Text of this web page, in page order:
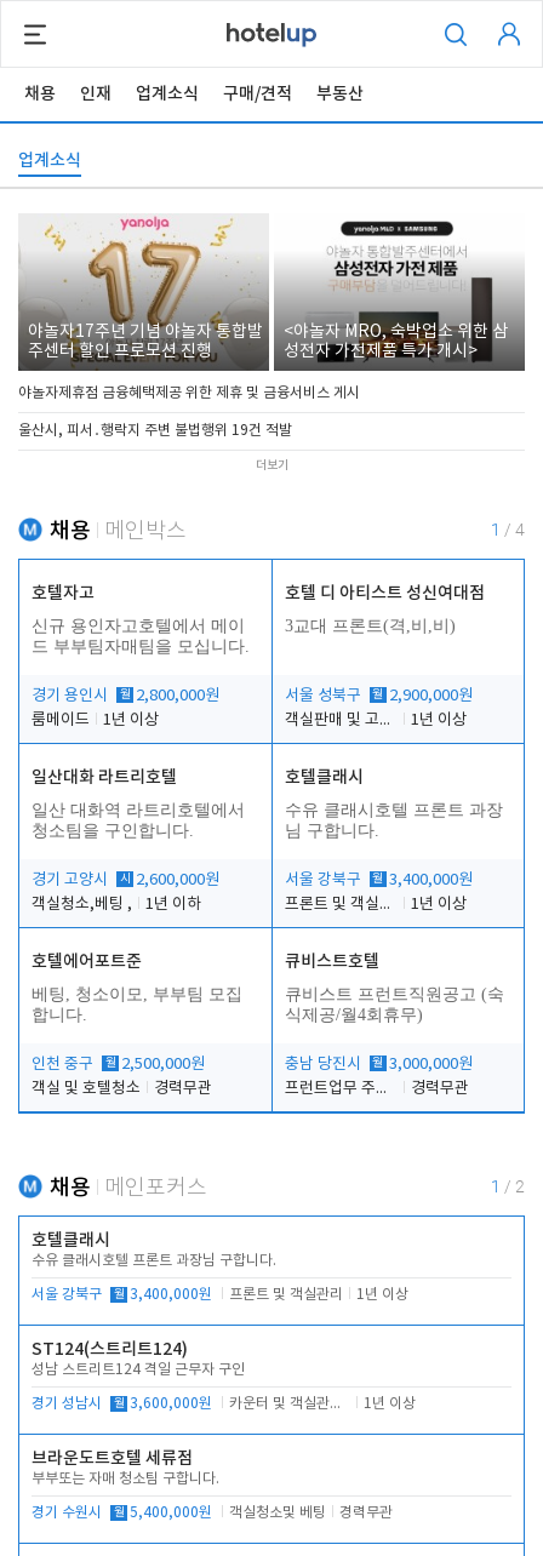
채용 인재 업계소식 구매/견적 부동산
업계소식
야놀자17주년 기념 야놀자 통합발
주센터 할인 프로모션 진행
<야놀자 MRO, 숙박업소 위한 삼
성전자 가전제품 특가 개시>
야놀자제휴점 금융혜택제공 위한 제휴 및 금융서비스 게시
울산시, 피서․행락지 주변 불법행위 19건 적발
더보기
채용 메인박스 1 / 4
호텔자고
신규 용인자고호텔에서 메이
드 부부팀자매팀을 모십니다.
경기 용인시 월 2,800,000원
룸메이드
1년 이상
호텔 디 아티스트 성신여대점
3교대 프론트(격,비,비)
서울 성북구 월 2,900,000원
객실판매 및 고객응대
1년 이상
일산대화 라트리호텔
일산 대화역 라트리호텔에서
청소팀을 구인합니다.
경기 고양시 시
2,600,000원
객실청소,베팅 ,
1년 이하
호텔클래시
수유 클래시호텔 프론트 과장
님 구합니다.
서울 강북구 월 3,400,000원
프론트 및 객실관리
1년 이상
호텔에어포트준
베팅, 청소이모, 부부팀 모집
합니다.
인천 중구 월 2,500,000원
객실 및 호텔청소
경력무관
큐비스트호텔
큐비스트 프런트직원공고 (숙
식제공/월4회휴무)
충남 당진시 월 3,000,000원
프런트업무 주간, 야간
경력무관
채용 메인포커스 1 / 2
호텔클래시
수유 클래시호텔 프론트 과장님 구합니다.
서울 강북구 월 3,400,000원 프론트 및 객실관리 1년 이상
ST124(스트리트124)
성남 스트리트124 격일 근무자 구인
경기 성남시 월 3,600,000원 카운터 및 객실관리 전반 1년 이상
브라운도트호텔 세류점
부부또는 자매 청소팀 구합니다.
경기 수원시 월 5,400,000원 객실청소및 베팅 경력무관